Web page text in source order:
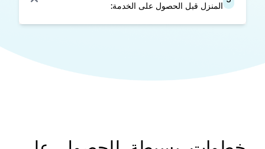
المنزل قبل الحصول على الخدمة: